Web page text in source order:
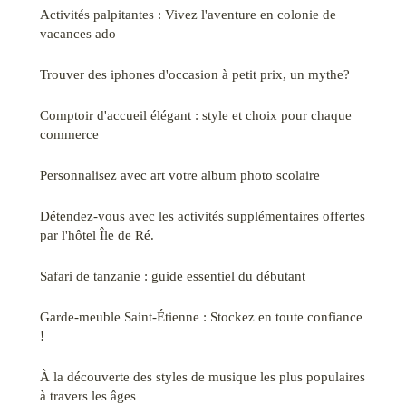
Activités palpitantes : Vivez l'aventure en colonie de
vacances ado
Trouver des iphones d'occasion à petit prix, un mythe?
Comptoir d'accueil élégant : style et choix pour chaque
commerce
Personnalisez avec art votre album photo scolaire
Détendez-vous avec les activités supplémentaires offertes
par l'hôtel Île de Ré.
Safari de tanzanie : guide essentiel du débutant
Garde-meuble Saint-Étienne : Stockez en toute confiance
!
À la découverte des styles de musique les plus populaires
à travers les âges